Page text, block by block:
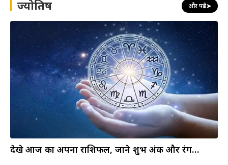
ज्योतिष और पढ़ें➤
देखे आज का अपना राशिफल, जाने शुभ अंक और रंग…